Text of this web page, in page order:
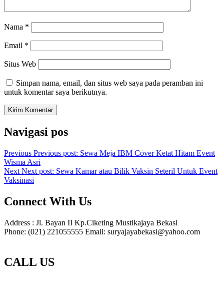
Nama *
Email *
Situs Web
Simpan nama, email, dan situs web saya pada peramban ini
untuk komentar saya berikutnya.
Navigasi pos
Previous Previous post: Sewa Meja IBM Cover Ketat Hitam Event
Wisma Asri
Next Next post: Sewa Kamar atau Bilik Vaksin Seteril Untuk Event
Vaksinasi
Connect With Us
Address : Jl. Bayan II Kp.Ciketing Mustikajaya Bekasi
Phone: (021) 221055555 Email: suryajayabekasi@yahoo.com
CALL US